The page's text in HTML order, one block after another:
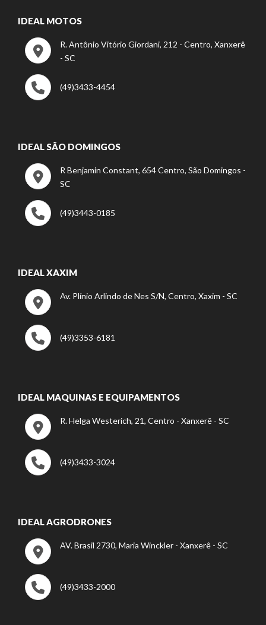
IDEAL MOTOS
R. Antônio Vitório Giordani, 212 - Centro, Xanxerê
- SC
(49)3433-4454
IDEAL SÃO DOMINGOS
R Benjamin Constant, 654 Centro, São Domingos -
SC
(49)3443-0185
IDEAL XAXIM
Av. Plínio Arlindo de Nes S/N, Centro, Xaxim - SC
(49)3353-6181
IDEAL MAQUINAS E EQUIPAMENTOS
R. Helga Westerich, 21, Centro - Xanxerê - SC
(49)3433-3024
IDEAL AGRODRONES
AV. Brasil 2730, Maria Winckler - Xanxerê - SC
(49)3433-2000